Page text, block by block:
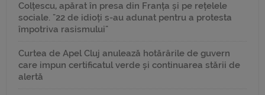
Colțescu, apărat în presa din Franța și pe rețelele
sociale. "22 de idioți s-au adunat pentru a protesta
împotriva rasismului"
Curtea de Apel Cluj anulează hotărârile de guvern
care impun certificatul verde și continuarea stării de
alertă